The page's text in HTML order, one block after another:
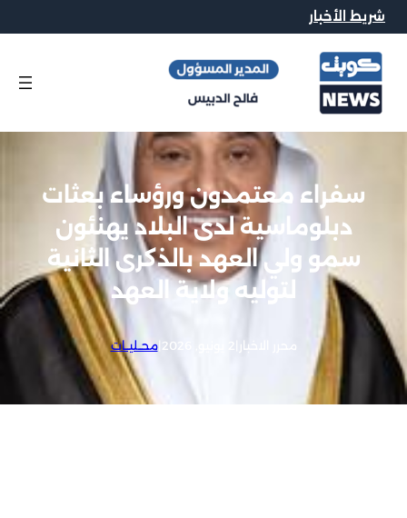
شريط الأخبار
سفراء معتمدون ورؤساء بعثات
دبلوماسية لدى البلاد يهنئون
سمو ولي العهد بالذكرى الثانية
لتوليه ولاية العهد
محرر الاخبار |محــليــات